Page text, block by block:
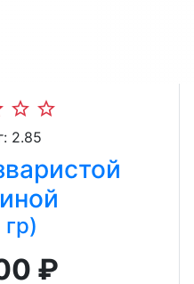
star_border star_border
2.85
₽